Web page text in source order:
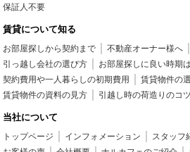
保証人不要
賃貸について知る
お部屋探しから契約まで 不動産オーナー様へ
引っ越し会社の選び方
お部屋探しに良い時期
契約費用や一人暮らしの初期費用
賃貸物件の
賃貸物件の資料の見方
引越し時の荷造りのコツ
当社について
トップページ インフォメーション スタッフ